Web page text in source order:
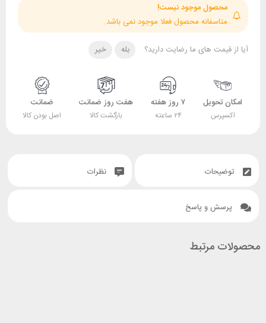
محصول موجود نیست!
متاسفانه محصول فعلا موجود نمی باشد.
آیا از قیمت های ما رضایت دارید؟ بله خیر
امکان تحویل
اکسپرس
۷ روز هفته
۲۴ ساعته
هفت روز ضمانت
بازگشت کالا
ضمانت
اصل بودن کالا
توضیحات نظرات
پرسش و پاسخ
محصولات مرتبط